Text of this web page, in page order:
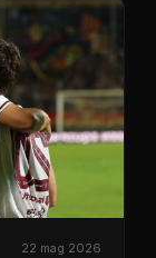
22 mag 2026